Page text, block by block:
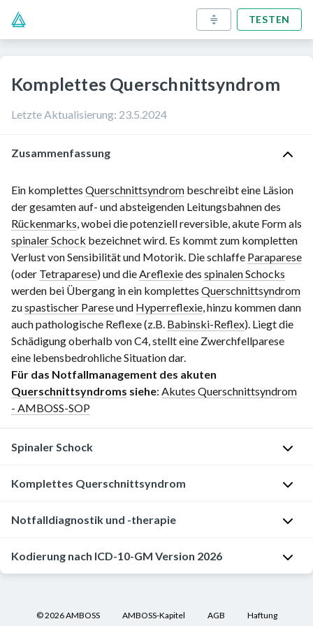
TESTEN
Komplettes Querschnittsyndrom
Letzte Aktualisierung: 23.5.2024
Zusammenfassung
Ein komplettes Querschnittsyndrom beschreibt eine Läsion
der gesamten auf- und absteigenden Leitungsbahnen des
Rückenmarks, wobei die potenziell reversible, akute Form als
spinaler Schock bezeichnet wird. Es kommt zum kompletten
Verlust von Sensibilität und Motorik. Die schlaffe Paraparese
(oder Tetraparese) und dieAreflexiedes spinalen Schocks
werden bei Übergang in ein komplettes Querschnittsyndrom
zuspastischer Pareseund Hyperreflexie, hinzu kommen dann
auch pathologische Reflexe (z.B. Babinski-Reflex). Liegt die
Schädigung oberhalb von C4, stellt eine Zwerchfellparese
eine lebensbedrohliche Situation dar.
Für das Notfallmanagement des akuten
Querschnittsyndroms siehe: Akutes Querschnittsyndrom
- AMBOSS-SOP
Spinaler Schock
D
f
n
i
Komplettes Querschnittsyndrom
D
f
i
Notfalldiagnostik und -therapie
F
ü
Kodierung nach ICD-10-GM Version 2026
Verletzung
©2026AMBOSS AMBOSS-Kapitel AGB
Haftung